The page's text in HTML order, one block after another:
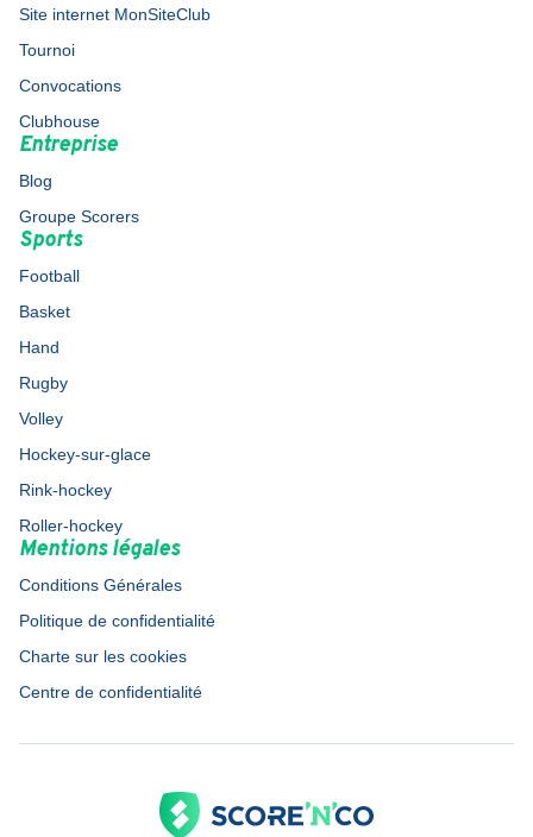
Site internet MonSiteClub
Tournoi
Convocations
Clubhouse
Entreprise
Blog
Groupe Scorers
Sports
Football
Basket
Hand
Rugby
Volley
Hockey-sur-glace
Rink-hockey
Roller-hockey
Mentions légales
Conditions Générales
Politique de confidentialité
Charte sur les cookies
Centre de confidentialité